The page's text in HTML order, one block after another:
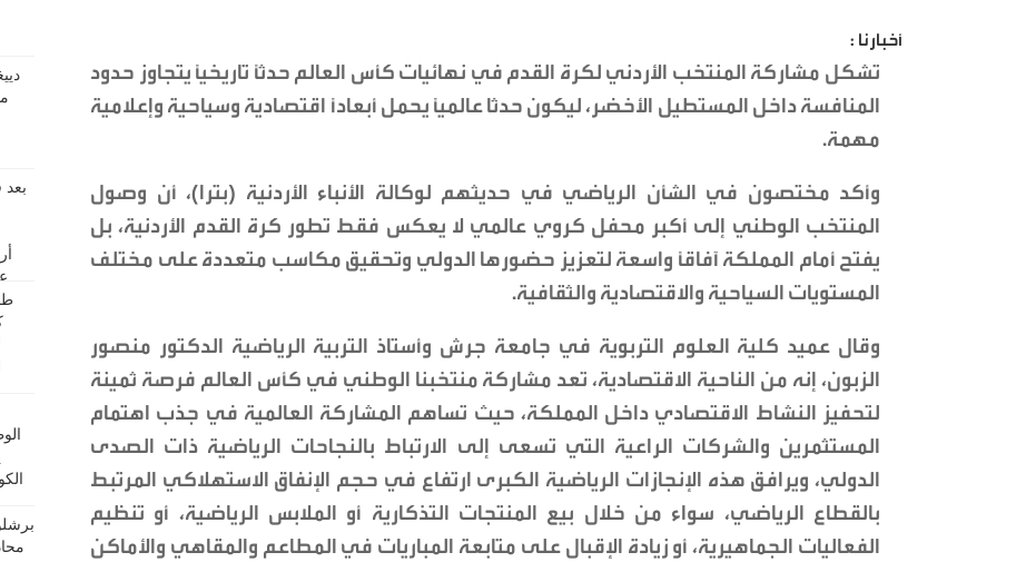
أخبارنا :
تشكل مشاركة المنتخب الأردني لكرة القدم في نهائيات كأس العالم حدثًا تاريخيًا يتجاوز حدود
المنافسة داخل المستطيل الأخضر، ليكون حدثا عالميًا يحمل أبعادًا اقتصادية وسياحية وإعلامية
مهمة.
وأكد مختصون في الشأن الرياضي في حديثهم لوكالة الأنباء الأردنية (بترا)، أن وصول
المنتخب الوطني إلى أكبر محفل كروي عالمي لا يعكس فقط تطور كرة القدم الأردنية، بل
يفتح أمام المملكة آفاقًا واسعة لتعزيز حضورها الدولي وتحقيق مكاسب متعددة على مختلف
المستويات السياحية والاقتصادية والثقافية.
وقال عميد كلية العلوم التربوية في جامعة جرش وأستاذ التربية الرياضية الدكتور منصور
الزبون، إنه من الناحية الاقتصادية، تعد مشاركة منتخبنا الوطني في كأس العالم فرصة ثمينة
لتحفيز النشاط الاقتصادي داخل المملكة، حيث تساهم المشاركة العالمية في جذب اهتمام
المستثمرين والشركات الراعية التي تسعى إلى الارتباط بالنجاحات الرياضية ذات الصدى
الدولي، ويرافق هذه الإنجازات الرياضية الكبرى ارتفاع في حجم الإنفاق الاستهلاكي المرتبط
بالقطاع الرياضي، سواء من خلال بيع المنتجات التذكارية أو الملابس الرياضية، أو تنظيم
الفعاليات الجماهيرية، أو زيادة الإقبال على متابعة المباريات في المطاعم والمقاهي والأماكن